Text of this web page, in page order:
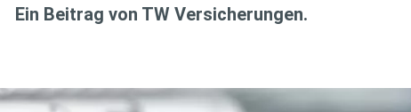
Ein Beitrag von TW Versicherungen.